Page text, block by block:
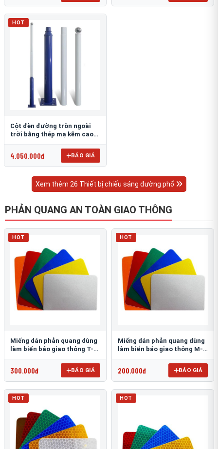
HOT
Cột đèn đường tròn ngoài
trời bằng thép mạ kẽm cao
4.050.000đ BÁO GIÁ
Xem thêm 26 Thiết bị chiếu sáng đường phố
PHẢN QUANG AN TOÀN GIAO THÔNG
HOT
Miếng dán phản quang dùng
làm biển báo giao thông T-
300.000đ BÁO GIÁ
HOT
Miếng dán phản quang dùng
làm biển báo giao thông M-
200.000đ BÁO GIÁ
HOT HOT